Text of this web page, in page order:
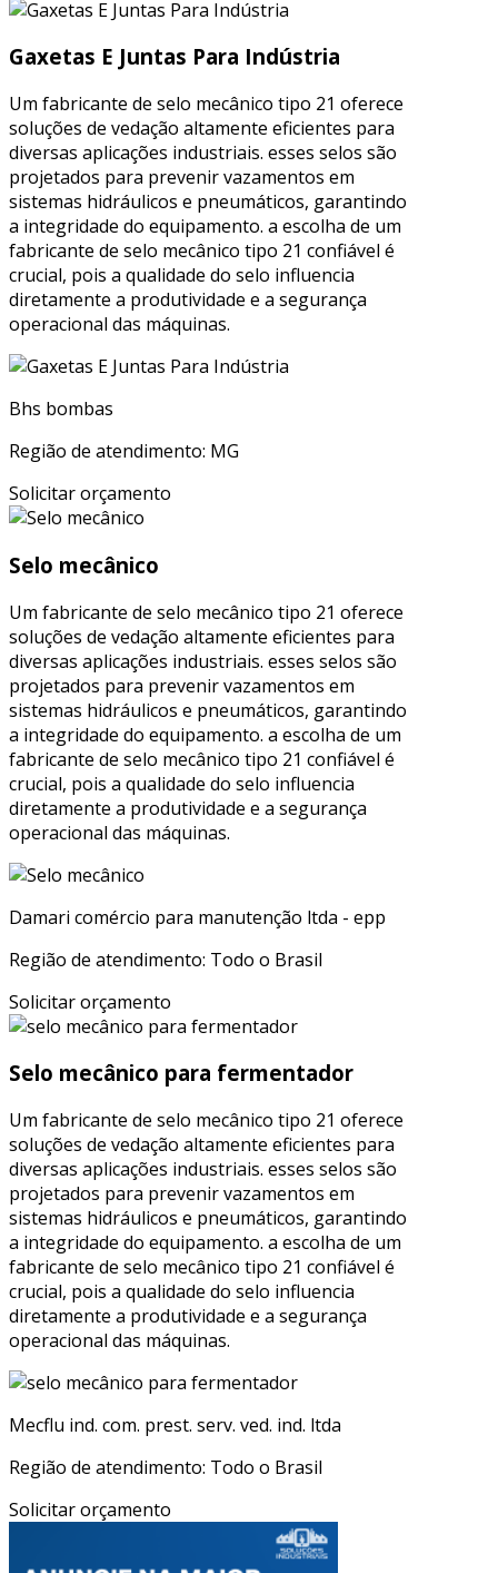
Gaxetas E Juntas Para Indústria
Um fabricante de selo mecânico tipo 21 oferece
soluções de vedação altamente eficientes para
diversas aplicações industriais. esses selos são
projetados para prevenir vazamentos em
sistemas hidráulicos e pneumáticos, garantindo
a integridade do equipamento. a escolha de um
fabricante de selo mecânico tipo 21 confiável é
crucial, pois a qualidade do selo influencia
diretamente a produtividade e a segurança
operacional das máquinas.
Bhs bombas
Região de atendimento: MG
Solicitar orçamento
Selo mecânico
Um fabricante de selo mecânico tipo 21 oferece
soluções de vedação altamente eficientes para
diversas aplicações industriais. esses selos são
projetados para prevenir vazamentos em
sistemas hidráulicos e pneumáticos, garantindo
a integridade do equipamento. a escolha de um
fabricante de selo mecânico tipo 21 confiável é
crucial, pois a qualidade do selo influencia
diretamente a produtividade e a segurança
operacional das máquinas.
Damari comércio para manutenção ltda - epp
Região de atendimento: Todo o Brasil
Solicitar orçamento
Selo mecânico para fermentador
Um fabricante de selo mecânico tipo 21 oferece
soluções de vedação altamente eficientes para
diversas aplicações industriais. esses selos são
projetados para prevenir vazamentos em
sistemas hidráulicos e pneumáticos, garantindo
a integridade do equipamento. a escolha de um
fabricante de selo mecânico tipo 21 confiável é
crucial, pois a qualidade do selo influencia
diretamente a produtividade e a segurança
operacional das máquinas.
Mecflu ind. com. prest. serv. ved. ind. ltda
Região de atendimento: Todo o Brasil
Solicitar orçamento